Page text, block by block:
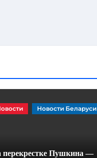
Новости Беларуси
перекрестке Пушкина —